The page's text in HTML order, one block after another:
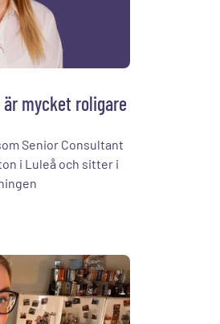
är mycket roligare
Senior Consultant
i Luleå och sitter i